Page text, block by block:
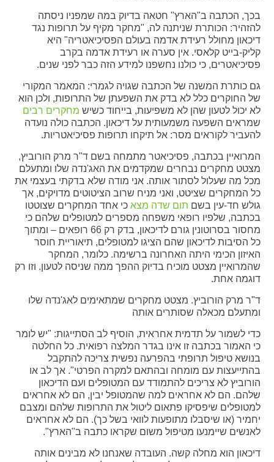
בכך, הכתבה ב"הארץ" חטאה בדיוק במה שמפניו ניסתה
להזהיר: הכותרת שניתנה לה, "מחקר מקיף על תרופות נגד
דיכאון מחולל רעידת אדמה בעולם הפסיכיאטריה" היא
קליק-בייט קלאסי. אין סערה או רעידת אדמה בקרב
פסיכיאטרים, כי כולנו נחשפנו למידע הזה כבר לפני שנים.
גם כותרת המשנה של הכתבה שגויה לגמרי: המאמר המקורי
של החוקרים כלל לא בדק את השפעתן של התרופות, ולכן הוא
לא יכול לטעון שהן לא משפיעות, בייחוד כשיש מחקרים רבים
שמראים השפעה משמעותית על דיכאון. הכתבה כולה נועדה
להעביר לקוראים מסר: אל תיקחו תרופות פסיכיאטריות.
המרואיין בכתבה, פסיכיאטר מתמחה בשם ד"ר מרק הורוביץ,
מצטט מחקרים נבחרים שמקדמים את האג'נדה שלו ומתעלם
מכל מה שעלול לסתור אותה. אני מודה שלא בדקתי בעצמי את
כל המחקרים שציטט, ואני מניח שרוב הציטוטים מדויקים, אך
גולש חד-עין בשם תום שדה מצא כי אחד המחקרים שצוטטו
בכתבה, שלפיו רופאי משפחה מספרים למטופלים שלהם כי
מחסור בסרוטונין גורם לדיכאון, בדק רק 66 רופאים – ומתוך
כל הסיבות לדיכאון שהם הציגו למטופלים, תיאוריית חוסר
האיזון הכימי היתה האחרונה ברשימה. כלומר, המחקר
שהמרואיין מצטט מוכיח בדיוק ההפך ממה שניסה לטעון. וזו רק
דוגמה אחת.
ד"ר מרק הורוביץ. מצטט מחקרים שמתאימים לאג'נדה שלו
ומתעלם מכאלה שסותרים אותה
כדי לשמור על תדמית אחראית, הוסיף לב הסתייגות: "יש לומר
כי האמור בכתבה זו אינו בגדר המלצה רפואית. כל החלטה
בנושא טיפול תרופתי בהפרעה נפשית צריכה להתקבל
בהתייעצות עם מומחה ובהתאם למקרה הפרטי". אך לב או
הורוביץ לא צריכים להתמודד עם המטופלים ועם הדיכאון
שלהם. הם לא אחראים למה שהמטופל יבין, הם לא אחראים
למטופלים שיפסיקו פתאום ליטול את התרופות שלהם ומצבם
יחמיר (או שיסבלו מתופעות לוואי בשל כך). הם לא אחראים
לאנשים שיימנעו מטיפול משום שקראו כתבה ב"הארץ".
דיכאון הוא מחלה קשה. העובדה שאנחנו לא מבינים אותה